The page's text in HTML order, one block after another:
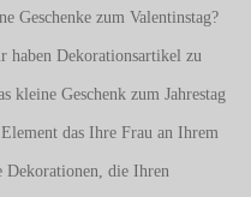
Geschenke zum Valentinstag?
haben Dekorationsartikel zu
kleine Geschenk zum Jahrestag
das Ihre Frau an Ihrem
Dekorationen, die Ihren